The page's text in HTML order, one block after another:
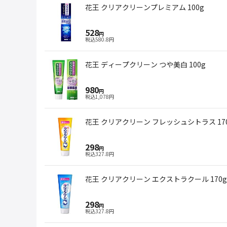
花王 クリアクリーンプレミアム 100g
528円
税込580.8円
花王 ディープクリーン つや美白 100g
980円
税込1,078円
花王 クリアクリーン フレッシュシトラス
298円
税込327.8円
花王 クリアクリーン エクストラクール 170g
298円
税込327.8円